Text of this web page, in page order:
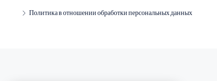
Политика в отношении обработки персональных данных